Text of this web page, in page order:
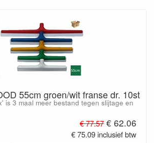
55cm groen/wit franse dr. 10st
is 3 maal meer bestand tegen slijtage en
€ 77.57 € 62.06
€ 75.09 inclusief btw